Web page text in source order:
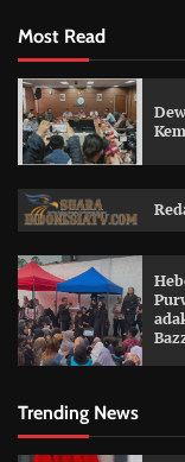
Most Read
Trending News